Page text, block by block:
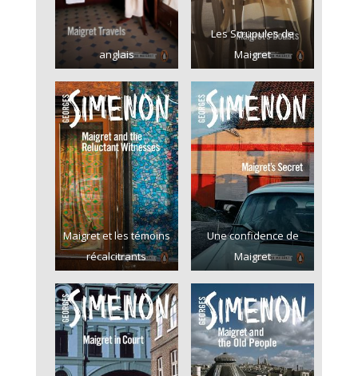
anglais
Les Scrupules de
Maigret
Maigret et les témoins
récalcitrants
Une confidence de
Maigret